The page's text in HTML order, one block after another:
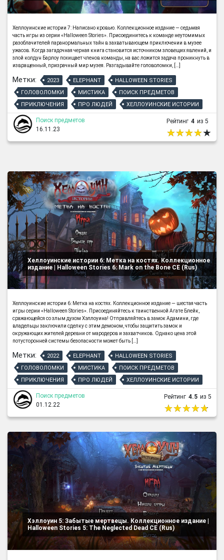
Хеллоуинские истории 7: Написано кровью. Коллекционное издание — седьмая
часть игры из серии «Halloween Stories». Присоединитесь к команде неутомимых
разоблачителей паранормальных тайн в захватывающем приключении в музее
ужасов. Когда загадочная черная книга становится источником зловещих явлений, и
злой колдун Барлоу похищает членов команды, на вас ложится задача проникнуть в
извращенный, призрачный мир музея. Разгадывайте головоломки, […]
Метки: 2023 ELEPHANT
HALLOWEEN STORIES
ГОЛОВОЛОМКИ
МИСТИКА
ПОИСК ПРЕДМЕТОВ
ПРИКЛЮЧЕНИЯ
ПРО ЛЮДЕЙ ХЕЛЛОУИНСКИЕ ИСТОРИИ
Поиск предметов
16.11.23
Рейтинг 4 из 5
Хеллоуинские истории 6: Метка на костях. Коллекционное
издание | Halloween Stories 6: Mark on the Bone CE (Rus)
Хеллоуинские истории 6: Метка на костях. Коллекционное издание — шестая часть
игры серии «Halloween Stories». Присоединяйтесь к таинственной Агате Блейк,
сражающейся со злым духом Хэллоуина! Отправляйтесь в замок Адамини, где
владельцы заключили сделку с этим демоном, чтобы защитить замок и
окружающих жителей деревни от мародеров и захватчиков. Однако цена этой
потусторонней системы безопасности может быть […]
Метки: 2022 ELEPHANT
HALLOWEEN STORIES
ГОЛОВОЛОМКИ
МИСТИКА
ПОИСК ПРЕДМЕТОВ
ПРИКЛЮЧЕНИЯ
ПРО ЛЮДЕЙ ХЕЛЛОУИНСКИЕ ИСТОРИИ
Поиск предметов
01.12.22
Рейтинг 4.5 из 5
Хэллоуин 5: Забытые мертвецы. Коллекционное издание |
Halloween Stories 5: The Neglected Dead CE (Rus)